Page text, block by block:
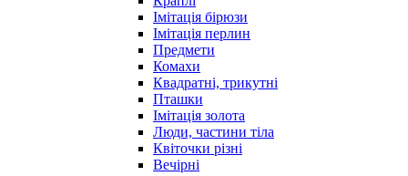
Імітація бірюзи
Імітація перлин
Предмети
Комахи
Квадратні, трикутні
Пташки
Імітація золота
Люди, частини тіла
Квіточки різні
Вечірні